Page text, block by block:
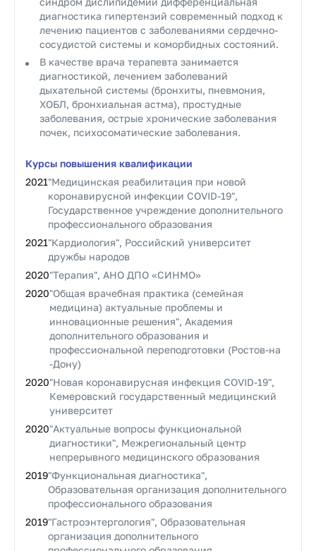
диагностика гипертензий современный подход к
лечению пациентов с заболеваниями сердечно-
сосудистой системы и коморбидных состояний.
В качестве врача терапевта занимается
диагностикой, лечением заболеваний
дыхательной системы (бронхиты, пневмония,
ХОБЛ, бронхиальная астма), простудные
заболевания, острые хронические заболевания
почек, психосоматические заболевания.
Курсы повышения квалификации
2021"Медицинская реабилитация при новой
коронавирусной инфекции COVID-19",
Государственное учреждение дополнительного
профессионального образования
2021"Кардиология", Российский университет
дружбы народов
2020"Терапия", АНО ДПО «СИНМО»
2020"Общая врачебная практика (семейная
медицина) актуальные проблемы и
инновационные решения", Академия
дополнительного образования и
профессиональной переподготовки (Ростов-на
-Дону)
2020"Новая коронавирусная инфекция COVID-19",
Кемеровский государственный медицинский
университет
2020"Актуальные вопросы функциональной
диагностики", Межрегиональный центр
непрерывного медицинского образования
2019"Функциональная диагностика",
Образовательная организация дополнительного
профессионального образования
2019"Гастроэнтергология", Образовательная
организация дополнительного